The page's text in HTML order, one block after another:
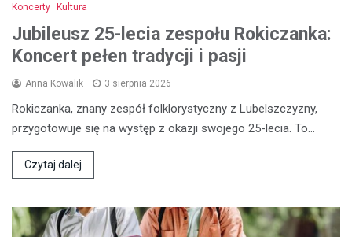
Koncerty Kultura
Jubileusz 25-lecia zespołu Rokiczanka:
Koncert pełen tradycji i pasji
Anna Kowalik 3 sierpnia 2026
Rokiczanka, znany zespół folklorystyczny z Lubelszczyzny,
przygotowuje się na występ z okazji swojego 25-lecia. To…
Czytaj dalej